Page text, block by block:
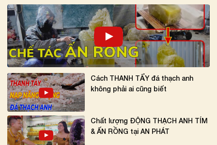
Cách THANH TẨY đá thạch anh
không phải ai cũng biết
Chất lượng ĐỘNG THẠCH ANH TÍM
& ẤN RỒNG tại AN PHÁT